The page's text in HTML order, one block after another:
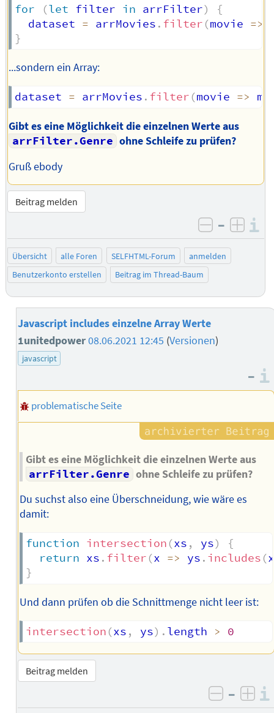
for (let filter in arrFilter)
{
  dataset
= arrMovies . filter (movie =>
}
...sondern ein Array:
dataset = arrMovies . filter (movie =>
Gibt es eine Möglichkeit die einzelnen Werte aus
arrFilter.Genre ohne Schleife zu prüfen?
Gruß ebody
Beitrag melden
negativ
–
Übersicht alle Foren SELFHTML-Forum
anmelden
Benutzerkonto erstellen
Beitrag im Thread-Baum
Javascript includes einzelne Array Werte
1unitedpower08.06.2021 12:45 (Versionen)
javascript
–
problematische Seite
Gibt es eine Möglichkeit die einzelnen Werte aus
arrFilter.Genre ohne Schleife zu prüfen?
Du suchst also eine Überschneidung, wie wäre es
damit:
function intersection (xs , ys)
{
return xs . filter (x => ys . includes (x
}
Und dann prüfen ob die Schnittmenge nicht leer ist:
intersection (xs , ys) . length > 0
Beitrag melden
negativ
–